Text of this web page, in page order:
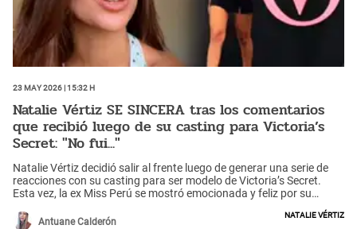
23 May 2026 | 15:32 h
Natalie Vértiz SE SINCERA tras los comentarios
que recibió luego de su casting para Victoria’s
Secret: "No fui..."
Natalie Vértiz decidió salir al frente luego de generar una serie de
reacciones con su casting para ser modelo de Victoria’s Secret.
Esta vez, la ex Miss Perú se mostró emocionada y feliz por su
participación en la pasarela. Incluso, tiene esperanzas de pasar a la
siguiente etapa de la competencia.
Antuane Calderón
Natalie Vértiz